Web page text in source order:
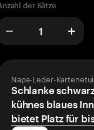
der Sätze
Napa-Leder-
Schlanke
kühnes blaues
bietet Platz für